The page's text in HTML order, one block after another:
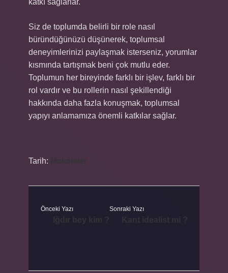
katkı sağlarlar.
Siz de toplumda belirli bir role nasıl
büründüğünüzü düşünerek, toplumsal
deneyimlerinizi paylaşmak isterseniz, yorumlar
kısmında tartışmak beni çok mutlu eder.
Toplumun her bireyinde farklı bir işlev, farklı bir
rol vardır ve bu rollerin nasıl şekillendiği
hakkında daha fazla konuşmak, toplumsal
yapıyı anlamamıza önemli katkılar sağlar.
Tarih:
Önceki Yazı Sonraki Yazı